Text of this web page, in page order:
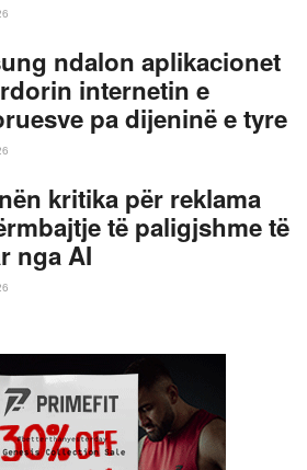
ndalon aplikacionet
internetin e
pa dijeninë e tyre
kritika për reklama
të paligjshme të
nga AI